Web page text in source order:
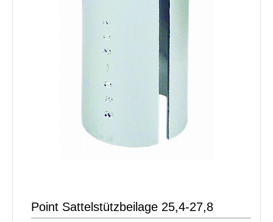
Point Sattelstützbeilage 25,4-27,8